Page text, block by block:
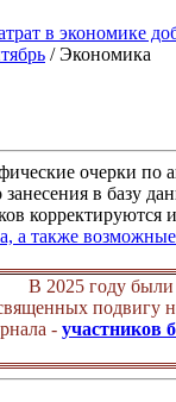
в экономике
/ Экономика
очерки
занесения в
а также
В 2025 году
подвигу
- участников